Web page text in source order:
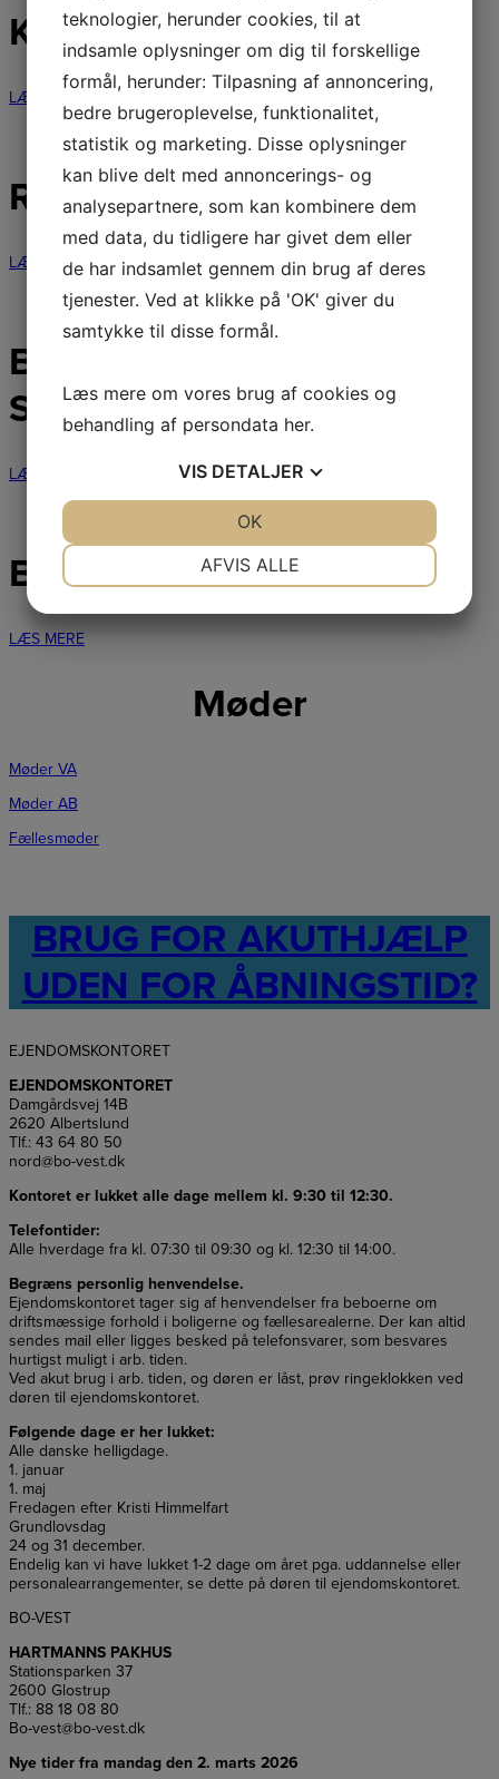
KONTAKT OS
LÆS MERE
REGLEMENTER
LÆS MERE
BEBOERHUSE &
SELSKABSLOKALER
LÆS MERE
BLANKETTER & REGLER
LÆS MERE
Møder
Møder VA
Møder AB
Fællesmøder
BRUG FOR AKUTHJÆLP
UDEN FOR ÅBNINGSTID?
EJENDOMSKONTORET
EJENDOMSKONTORET
Damgårdsvej 14B
2620 Albertslund
Tlf.: 43 64 80 50
nord@bo-vest.dk
Kontoret er lukket alle dage mellem kl. 9:30 til 12:30.
Telefontider:
Alle hverdage fra kl. 07:30 til 09:30 og kl. 12:30 til 14:00.
Begræns personlig henvendelse.
Ejendomskontoret tager sig af henvendelser fra beboerne om
driftsmæssige forhold i boligerne og fællesarealerne. Der kan altid
sendes mail eller ligges besked på telefonsvarer, som besvares
hurtigst muligt i arb. tiden.
Ved akut brug i arb. tiden, og døren er låst, prøv ringeklokken ved
døren til ejendomskontoret.
Følgende dage er her lukket:
Alle danske helligdage.
1. januar
1. maj
Fredagen efter Kristi Himmelfart
Grundlovsdag
24 og 31 december.
Endelig kan vi have lukket 1-2 dage om året pga. uddannelse eller
personalearrangementer, se dette på døren til ejendomskontoret.
BO-VEST
HARTMANNS PAKHUS
Stationsparken 37
2600 Glostrup
Tlf.: 88 18 08 80
Bo-vest@bo-vest.dk
Nye tider fra mandag den 2. marts 2026
teknologier, herunder cookies, til at
indsamle oplysninger om dig til forskellige
formål, herunder: Tilpasning af annoncering,
bedre brugeroplevelse, funktionalitet,
statistik og marketing. Disse oplysninger
kan blive delt med annoncerings- og
analysepartnere, som kan kombinere dem
med data, du tidligere har givet dem eller
de har indsamlet gennem din brug af deres
tjenester. Ved at klikke på 'OK' giver du
samtykke til disse formål.
Læs mere om vores brug af cookies og
behandling af persondata her.
VIS DETALJER
AFVIS ALLE
OK